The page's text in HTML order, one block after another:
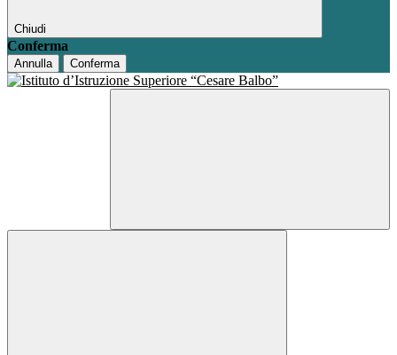
Chiudi
Conferma
Annulla Conferma